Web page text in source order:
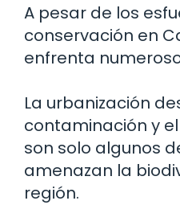
A pesar de los
conservación en
enfrenta
La urbanización
contaminación y
son solo algunos
amenazan la
región.